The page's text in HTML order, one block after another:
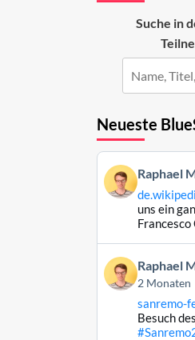
Suche in
Neueste
Beitrag
von
Raphael
ansehen
Raphael
uns ein
Beitrag
von
Raphael
Raphael
2 Monaten
sanremo-
Besuch